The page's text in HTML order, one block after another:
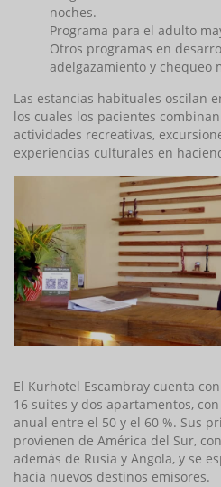
noches.
Programa para el adulto
Otros programas en
adelgazamiento y chequeo
Las estancias habituales oscilan
los cuales los pacientes
actividades recreativas,
experiencias culturales en
El Kurhotel Escambray cuenta
16 suites y dos apartamentos,
anual entre el 50 y el 60 %. Sus
provienen de América del Sur,
además de Rusia y Angola, y se
hacia nuevos destinos emisores.